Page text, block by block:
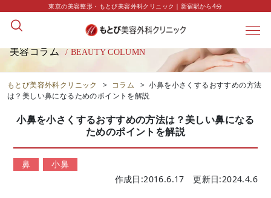
東京の美容整形・もとび美容外科クリニック｜新宿駅から4分
美容コラム / BEAUTY COLUMN
もとび美容外科クリニック > コラム > 小鼻を小さくするおすすめの方法
は？美しい鼻になるためのポイントを解説
小鼻を小さくするおすすめの方法は？美しい鼻になる
ためのポイントを解説
鼻 小鼻
作成日:2016.6.17 更新日:2024.4.6